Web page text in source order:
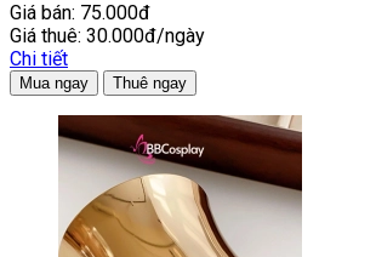
Giá bán: 75.000đ
Giá thuê: 30.000đ/ngày
Chi tiết
Mua ngay Thuê ngay